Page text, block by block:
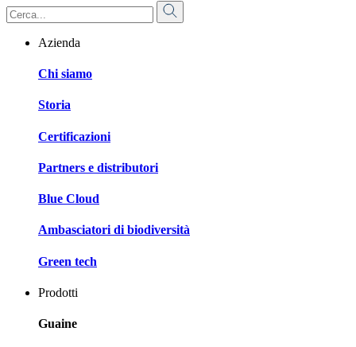
Azienda
Chi siamo
Storia
Certificazioni
Partners e distributori
Blue Cloud
Ambasciatori di biodiversità
Green tech
Prodotti
Guaine